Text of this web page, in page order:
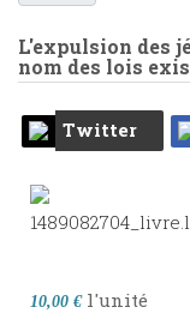
L'expulsion des
nom des lois
Twitter
10,00 € l'unité